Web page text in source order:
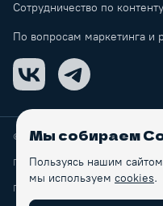
Сотрудничество по
По вопросам маркетинга и
VK Telegram
© Lectr2026
Правила обработки
Пользовательское соглашение
Мы собираем
Пользуясь нашим
мы используем cookies.